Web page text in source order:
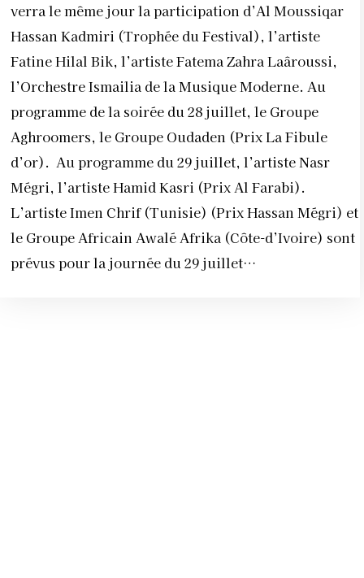
verra le même jour la participation d’Al Moussiqar
Hassan Kadmiri (Trophée du Festival), l’artiste
Fatine Hilal Bik, l’artiste Fatema Zahra Laâroussi,
l’Orchestre Ismailia de la Musique Moderne. Au
programme de la soirée du 28 juillet, le Groupe
Aghroomers, le Groupe Oudaden (Prix La Fibule
d’or). Au programme du 29 juillet, l’artiste Nasr
Mégri, l’artiste Hamid Kasri (Prix Al Farabi).
L’artiste Imen Chrif (Tunisie) (Prix Hassan Mégri) et
le Groupe Africain Awalé Afrika (Côte-d’Ivoire) sont
prévus pour la journée du 29 juillet…